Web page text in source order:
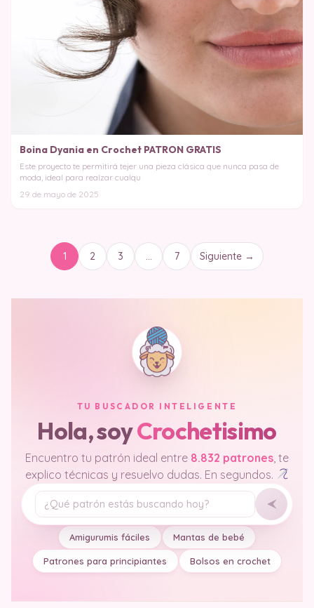
Boina Dyania en Crochet PATRON GRATIS
Este proyecto te permitirá tejer una pieza clásica que nunca pasa de
moda, ideal para realzar cualqu
29 de mayo de 2025
1 2 3 … 7 Siguiente →
TU BUSCADOR INTELIGENTE
Hola, soyCrochetisimo
Encuentro tu patrón ideal entre 8.832 patrones , te
explico técnicas y resuelvo dudas. En segundos.
Tu pregunta
Amigurumis fáciles Mantas de bebé
Patrones para principiantes Bolsos en crochet